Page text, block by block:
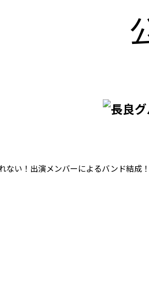
い！出演メンバーによるバンド結成！